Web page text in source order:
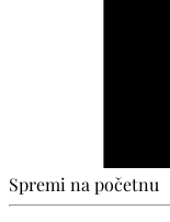
Spremi na početnu